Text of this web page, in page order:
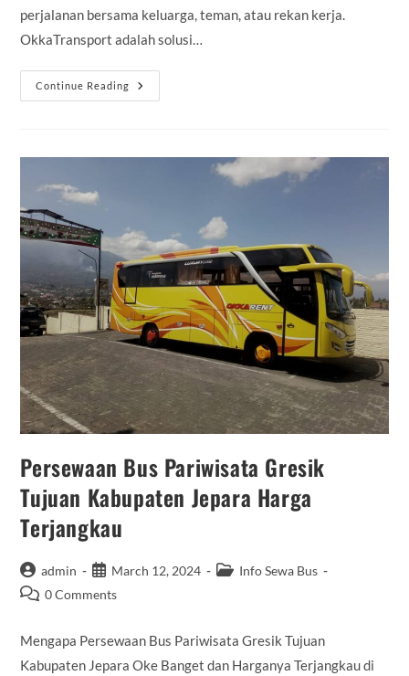
perjalanan bersama keluarga, teman, atau rekan kerja.
OkkaTransport adalah solusi…
Continue Reading
Sewa
Bus
Terjangkau
Persewaan Bus Pariwisata Gresik
Tujuan Kabupaten Jepara Harga
Terjangkau
Post
author:
admin
Post
published:
March 12, 2024
PostInfo Sewa Bus
Post0 Comments
Mengapa Persewaan Bus Pariwisata Gresik Tujuan
Kabupaten Jepara Oke Banget dan Harganya Terjangkau di